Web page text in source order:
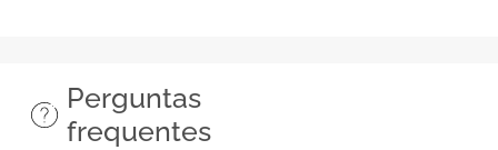
Perguntas
frequentes